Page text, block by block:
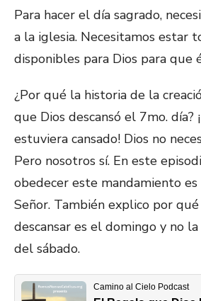
Para hacer el día sagrado,
a la iglesia. Necesitamos estar
disponibles para Dios para que
¿Por qué la historia de la
que Dios descansó el 7mo. día?
estuviera cansado! Dios no
Pero nosotros sí. En este
obedecer este mandamiento
Señor. También explico por
descansar es el domingo y no
del sábado.